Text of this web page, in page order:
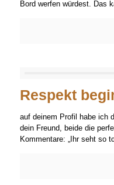
Bord werfen würdest. Das
Respekt
auf deinem Profil habe ich
dein Freund, beide die
Kommentare: „Ihr seht so